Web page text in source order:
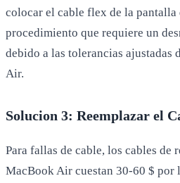
colocar el cable flex de la
procedimiento que requiere un
debido a las tolerancias ajustadas
Air.
Solucion 3: Reemplazar el
Para fallas de cable, los cables de
MacBook Air cuestan 30-60 $ por